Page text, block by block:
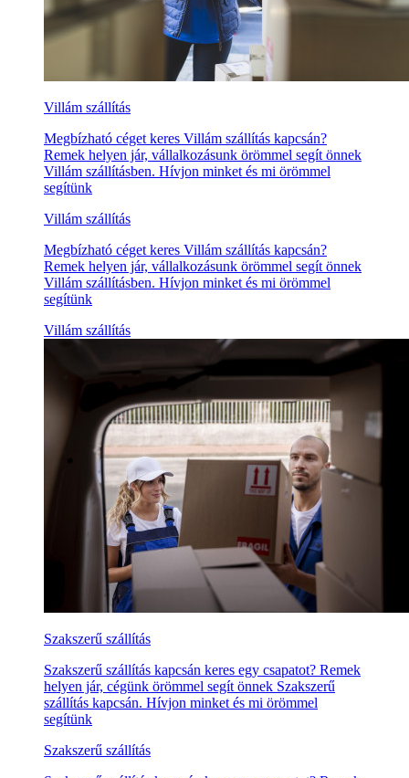
Villám szállítás
Megbízható céget keres Villám szállítás kapcsán?
Remek helyen jár, vállalkozásunk örömmel segít önnek
Villám szállításben. Hívjon minket és mi örömmel
segítünk
Villám szállítás
Megbízható céget keres Villám szállítás kapcsán?
Remek helyen jár, vállalkozásunk örömmel segít önnek
Villám szállításben. Hívjon minket és mi örömmel
segítünk
Villám szállítás
Szakszerű szállítás
Szakszerű szállítás kapcsán keres egy csapatot? Remek
helyen jár, cégünk örömmel segít önnek Szakszerű
szállítás kapcsán. Hívjon minket és mi örömmel
segítünk
Szakszerű szállítás